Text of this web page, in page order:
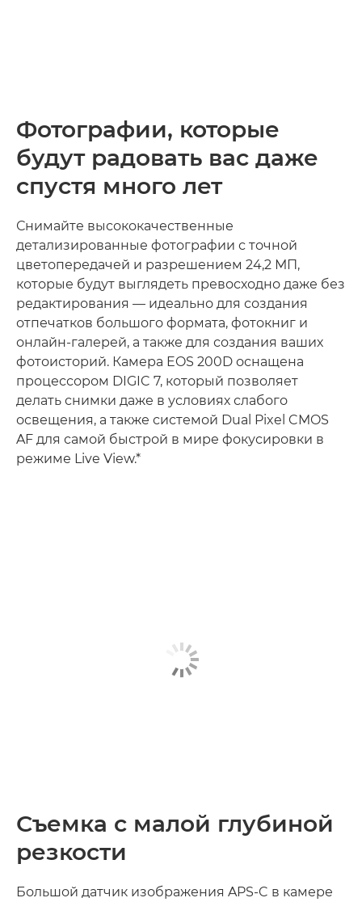
Фотографии, которые
будут радовать вас даже
спустя много лет
Снимайте высококачественные
детализированные фотографии с точной
цветопередачей и разрешением 24,2 МП,
которые будут выглядеть превосходно даже без
редактирования — идеально для создания
отпечатков большого формата, фотокниг и
онлайн-галерей, а также для создания ваших
фотоисторий. Камера EOS 200D оснащена
процессором DIGIC 7, который позволяет
делать снимки даже в условиях слабого
освещения, а также системой Dual Pixel CMOS
AF для самой быстрой в мире фокусировки в
режиме Live View.*
Съемка с малой глубиной
резкости
Большой датчик изображения APS-C в камере